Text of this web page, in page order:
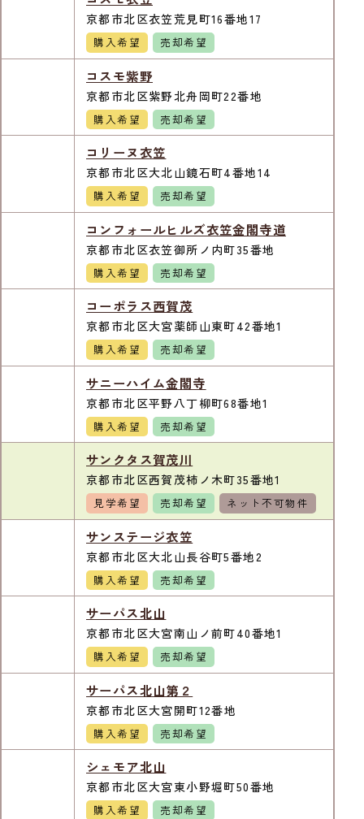
京都市北区衣笠荒見町16番地17
購入希望 売却希望
コスモ紫野
京都市北区紫野北舟岡町22番地
購入希望 売却希望
コリーヌ衣笠
京都市北区大北山鏡石町4番地14
購入希望 売却希望
コンフォールヒルズ衣笠金閣寺道
京都市北区衣笠御所ノ内町35番地
購入希望 売却希望
コーポラス西賀茂
京都市北区大宮薬師山東町42番地1
購入希望 売却希望
サニーハイム金閣寺
京都市北区平野八丁柳町68番地1
購入希望 売却希望
サンクタス賀茂川
京都市北区西賀茂柿ノ木町35番地1
見学希望 売却希望 ネット不可物件
サンステージ衣笠
京都市北区大北山長谷町5番地2
購入希望 売却希望
サーパス北山
京都市北区大宮南山ノ前町40番地1
購入希望 売却希望
サーパス北山第２
京都市北区大宮開町12番地
購入希望 売却希望
シェモア北山
京都市北区大宮東小野堀町50番地
購入希望 売却希望